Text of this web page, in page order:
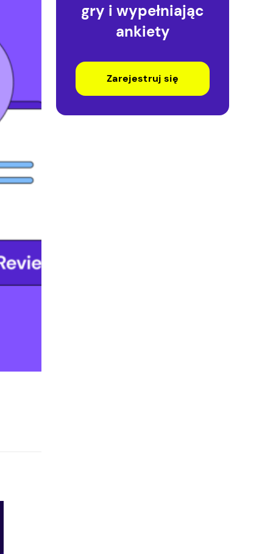
gry i wypełniając
ankiety
Zarejestruj się